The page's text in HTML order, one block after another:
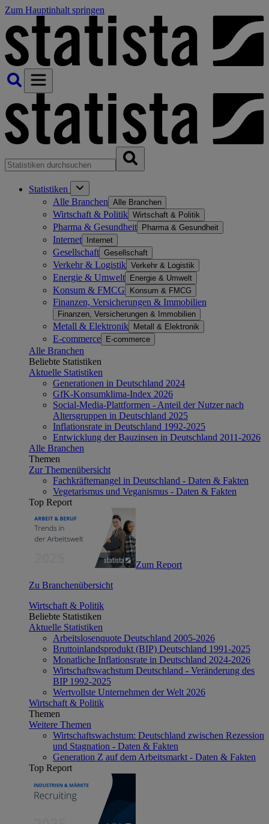
Zum Hauptinhalt springen
Statistiken
Alle Branchen Alle Branchen
Wirtschaft & Politik Wirtschaft & Politik
Pharma & Gesundheit Pharma & Gesundheit
Internet Internet
Gesellschaft Gesellschaft
Verkehr & Logistik Verkehr & Logistik
Energie & Umwelt Energie & Umwelt
Konsum & FMCG Konsum & FMCG
Finanzen, Versicherungen & Immobilien
Finanzen, Versicherungen & Immobilien
Metall & Elektronik Metall & Elektronik
E-commerce E-commerce
Alle Branchen
Beliebte Statistiken
Aktuelle Statistiken
Generationen in Deutschland 2024
GfK-Konsumklima-Index 2026
Social-Media-Plattformen - Anteil der Nutzer nach
Altersgruppen in Deutschland 2025
Inflationsrate in Deutschland 1992-2025
Entwicklung der Bauzinsen in Deutschland 2011-2026
Alle Branchen
Themen
Zur Themenübersicht
Fachkräftemangel in Deutschland - Daten & Fakten
Vegetarismus und Veganismus - Daten & Fakten
Top Report
Zum Report
Zu Branchenübersicht
Wirtschaft & Politik
Beliebte Statistiken
Aktuelle Statistiken
Arbeitslosenquote Deutschland 2005-2026
Bruttoinlandsprodukt (BIP) Deutschland 1991-2025
Monatliche Inflationsrate in Deutschland 2024-2026
Wirtschaftswachstum Deutschland - Veränderung des
BIP 1992-2025
Wertvollste Unternehmen der Welt 2026
Wirtschaft & Politik
Themen
Weitere Themen
Wirtschaftswachstum: Deutschland zwischen Rezession
und Stagnation - Daten & Fakten
Generation Z auf dem Arbeitsmarkt - Daten & Fakten
Top Report